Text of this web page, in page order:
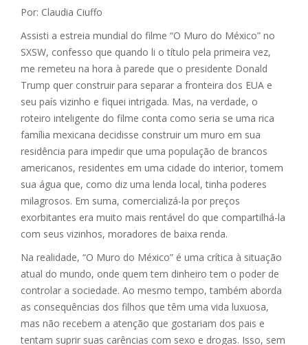
Por: Claudia Ciuffo
Assisti a estreia mundial do filme “O Muro do México” no
SXSW, confesso que quando li o título pela primeira vez,
me remeteu na hora à parede que o presidente Donald
Trump quer construir para separar a fronteira dos EUA e
seu país vizinho e fiquei intrigada. Mas, na verdade, o
roteiro inteligente do filme conta como seria se uma rica
família mexicana decidisse construir um muro em sua
residência para impedir que uma população de brancos
americanos, residentes em uma cidade do interior, tomem
sua água que, como diz uma lenda local, tinha poderes
milagrosos. Em suma, comercializá-la por preços
exorbitantes era muito mais rentável do que compartilhá-la
com seus vizinhos, moradores de baixa renda.
Na realidade, “O Muro do México” é uma crítica à situação
atual do mundo, onde quem tem dinheiro tem o poder de
controlar a sociedade. Ao mesmo tempo, também aborda
as consequências dos filhos que têm uma vida luxuosa,
mas não recebem a atenção que gostariam dos pais e
tentam suprir suas carências com sexo e drogas. Isso, sem